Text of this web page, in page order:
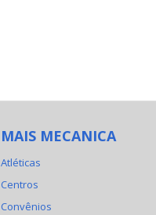
MAIS MECANICA
Atléticas
Centros
Convênios